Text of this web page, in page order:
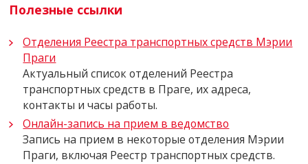
Полезные ссылки
Отделения Реестра транспортных средств Мэрии
Праги
Актуальный список отделений Реестра
транспортных средств в Праге, их адреса,
контакты и часы работы.
Онлайн-запись на прием в ведомство
Запись на прием в некоторые отделения Мэрии
Праги, включая Реестр транспортных средств.